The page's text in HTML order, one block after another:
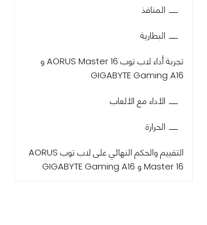
المنافذ
البطارية
تجربة أداء لاب توب AORUS Master 16 و
GIGABYTE Gaming A16
الأداء مع الألعاب
الحرارة
التقييم والحكم النهائي على لاب توب AORUS
Master 16 و GIGABYTE Gaming A16